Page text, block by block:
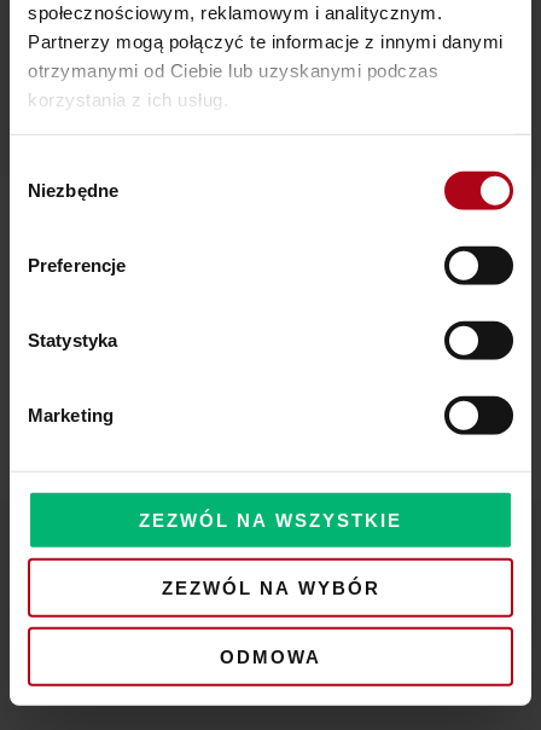
społecznościowym, reklamowym i analitycznym.
Partnerzy mogą połączyć te informacje z innymi danymi
otrzymanymi od Ciebie lub uzyskanymi podczas
korzystania z ich usług.
zgody
Niezbędne
Preferencje
Statystyka
Marketing
ZEZWÓL NA WSZYSTKIE
ZEZWÓL NA WYBÓR
ODMOWA
wyszukiwanie przyniesie lepsze rezultaty.